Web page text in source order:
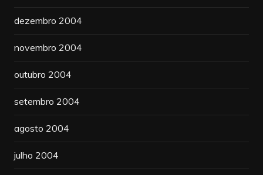
dezembro 2004
novembro 2004
outubro 2004
setembro 2004
agosto 2004
julho 2004